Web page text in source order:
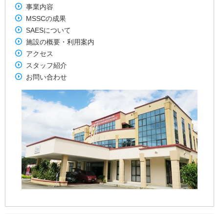
事業内容
MSSCの成果
SAESについて
施設の概要・利用案内
アクセス
スタッフ紹介
お問い合わせ